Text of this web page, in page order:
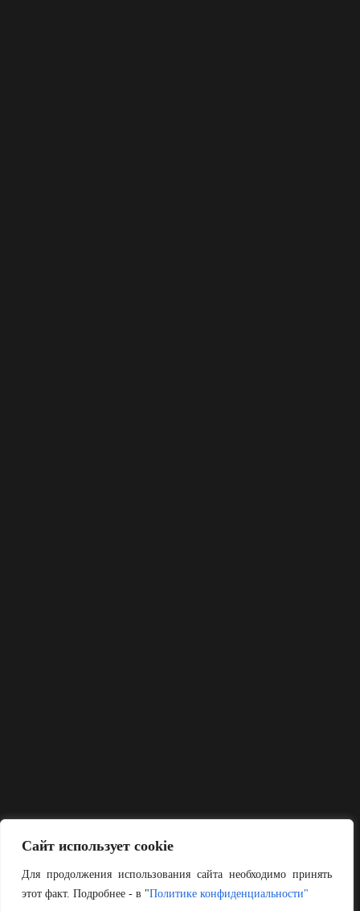
Сайт использует cookie
Для продолжения использования сайта необходимо принять
этот факт. Подробнее - в "Политике конфиденциальности"